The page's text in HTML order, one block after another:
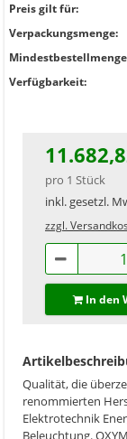
Preis gilt für:
Verpackungsmenge:
Verfügbarkeit:
pro 1 Stück
inkl. gesetzl.
zzgl.
In den
Qualität, die
renommierten
Elektrotechnik
Beleuchtung.